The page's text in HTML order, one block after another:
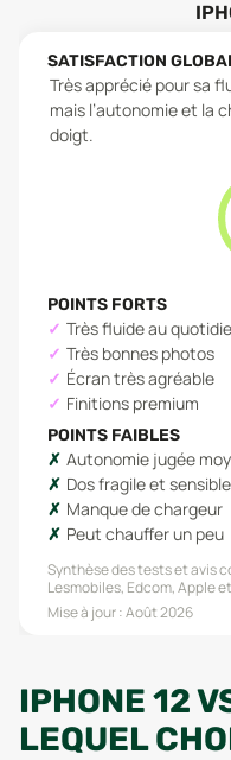
SATISFACTION
Très apprécié pour sa
mais l’autonomie et la
doigt.
POINTS FORTS
Très fluide au
Très bonnes photos
Écran très agréable
Finitions premium
POINTS FAIBLES
Autonomie jugée
Dos fragile et sensible
Manque de chargeur
Peut chauffer un peu
Synthèse des tests et avis
Lesmobiles, Edcom, Apple
Mise à jour :Août 2026
IPHONE 12
LEQUEL